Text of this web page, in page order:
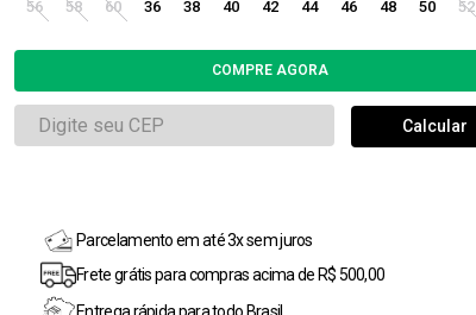
56 58 60 36 38 40 42 44 46 48 50 52
Parcelamento em até 3x sem juros
Frete grátis para compras acima de R$ 500,00
Entrega rápida para todo Brasil